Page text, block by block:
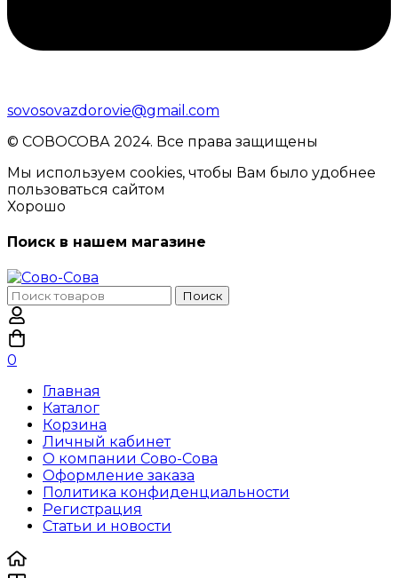
sovosovazdorovie@gmail.com
© CОВОСОВА 2024. Все права защищены
Мы используем cookies, чтобы Вам было удобнее
пользоваться сайтом
Хорошо
Поиск в нашем магазине
Поиск
по:
Поиск
0
Главная
Каталог
Корзина
Личный кабинет
О компании Сово-Сова
Оформление заказа
Политика конфиденциальности
Регистрация
Статьи и новости